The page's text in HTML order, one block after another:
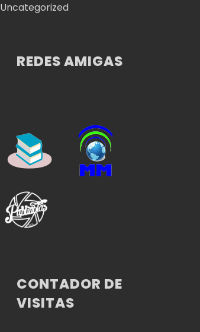
Uncategorized
REDES AMIGAS
CONTADOR DE
VISITAS